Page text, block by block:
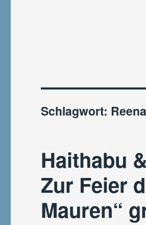
Schlagwort:
Haithabu
Zur Feier
Mauren“